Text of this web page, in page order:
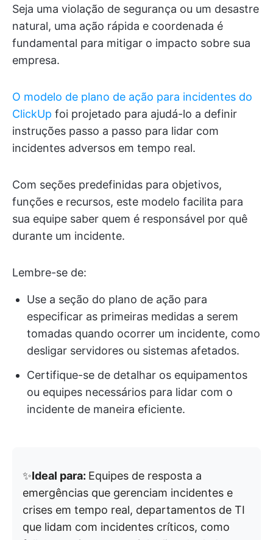
Seja uma violação de segurança ou um desastre
natural, uma ação rápida e coordenada é
fundamental para mitigar o impacto sobre sua
empresa.
O modelo de plano de ação para incidentes do
ClickUp foi projetado para ajudá-lo a definir
instruções passo a passo para lidar com
incidentes adversos em tempo real.
Com seções predefinidas para objetivos,
funções e recursos, este modelo facilita para
sua equipe saber quem é responsável por quê
durante um incidente.
Lembre-se de:
Use a seção do plano de ação para
especificar as primeiras medidas a serem
tomadas quando ocorrer um incidente, como
desligar servidores ou sistemas afetados.
Certifique-se de detalhar os equipamentos
ou equipes necessários para lidar com o
incidente de maneira eficiente.
✨Ideal para: Equipes de resposta a
emergências que gerenciam incidentes e
crises em tempo real, departamentos de TI
que lidam com incidentes críticos, como